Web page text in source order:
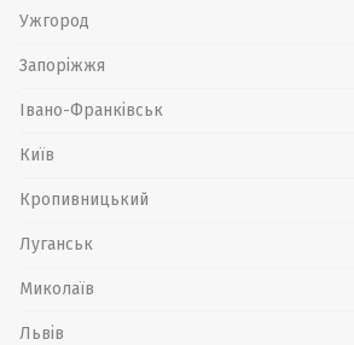
Ужгород
Запоріжжя
Івано-Франківськ
Київ
Кропивницький
Луганськ
Миколаїв
Львів